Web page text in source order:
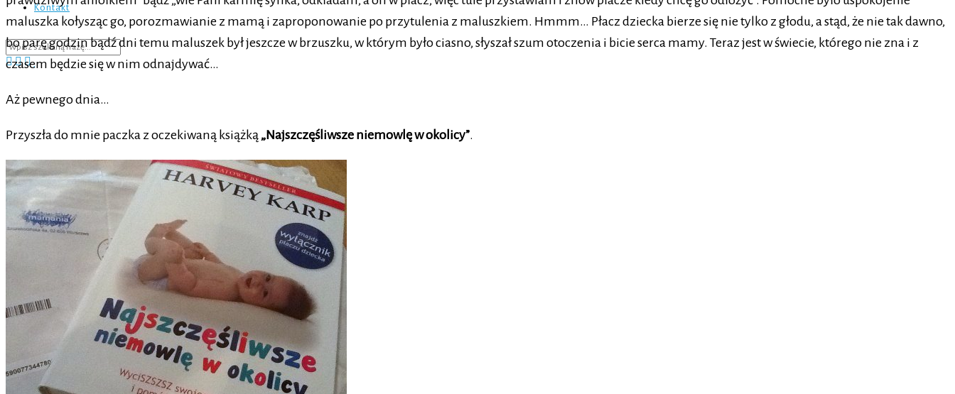
Kontakt
maluszka kołysząc go, porozmawianie z mamą i zaproponowanie po przytulenia z maluszkiem. Hmmm… Płacz dziecka bierze się nie tylko z głodu, a stąd, że nie tak dawno,
bo parę godzin bądź dni temu maluszek był jeszcze w brzuszku, w którym było ciasno, słyszał szum otoczenia i bicie serca mamy. Teraz jest w świecie, którego nie zna i z
czasem będzie się w nim odnajdywać…
Aż pewnego dnia…
Przyszła do mnie paczka z oczekiwaną książką „Najszczęśliwsze niemowlę w okolicy”.